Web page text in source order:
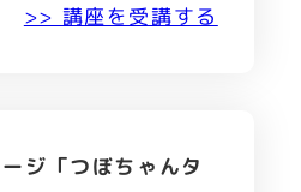
>> 講座を受講する
ジ「つぼちゃんタ